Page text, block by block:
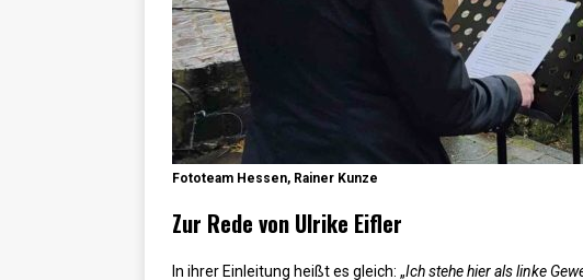
Fototeam Hessen, Rainer Kunze
Zur Rede von Ulrike Eifler
In ihrer Einleitung heißt es gleich: „Ich stehe hier als linke